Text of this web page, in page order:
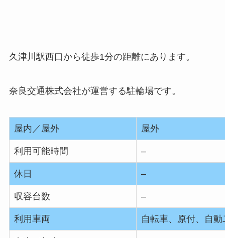
久津川駅西口から徒歩1分の距離にあります。
奈良交通株式会社が運営する駐輪場です。
屋内／屋外 屋外
利用可能時間 –
休日 –
収容台数 –
利用車両 自転車、原付、自動